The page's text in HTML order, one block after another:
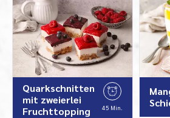
Quarkschnitten
mit zweierlei
Fruchttopping
45 Min.